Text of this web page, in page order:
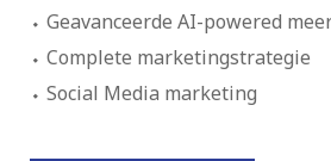
Geavanceerde AI-powered
Complete marketingstrategie
Social Media marketing